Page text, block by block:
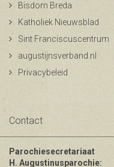
Bisdom Breda
Katholiek Nieuwsblad
Sint Franciscuscentrum
augustijnsverband.nl
Privacybeleid
Contact
Parochiesecretariaat
H. Augustinusparochie: